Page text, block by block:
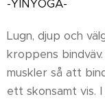
-YINYOGA-
Lugn, djup och
kroppens
muskler så att
ett skonsamt vis.